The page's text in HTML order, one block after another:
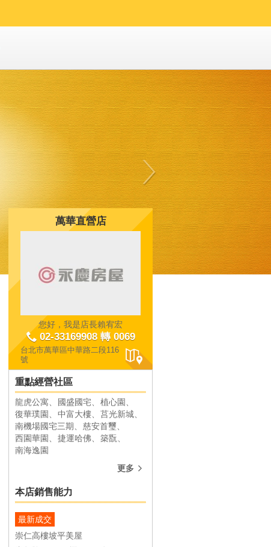
復華璞園
萬華區臺北市萬華區西藏路
共181戶 37~64坪
共成交9件
萬華直營店
您好，我是店長賴宥宏
02-33169908 轉 0069
台北市萬華區中華路二段116
號
重點經營社區
龍虎公寓 國盛國宅
植心園
復華璞園
中富大樓
莒光新城
南機場國宅三期
慈安首璽
西園華園
捷運哈佛
築翫
南海逸園
更多
本店銷售能力
最新成交
崇仁高樓坡平美屋